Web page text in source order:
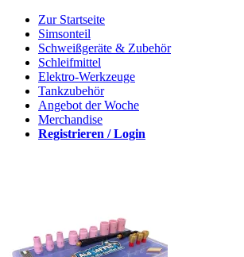
Zur Startseite
Simsonteil
Schweißgeräte & Zubehör
Schleifmittel
Elektro-Werkzeuge
Tankzubehör
Angebot der Woche
Merchandise
Registrieren / Login